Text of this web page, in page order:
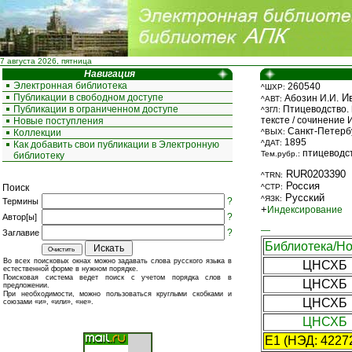
7 августа 2026, пятница
Навигация
Электронная библиотека
Публикации в свободном доступе
Публикации в ограниченном доступе
Новые поступления
Коллекции
Как добавить свои публикации в Электронную
библиотеку
Поиск
Термины ?
Автор[ы] ?
Заглавие ?
Во всех поисковых окнах можно задавать слова русского языка в
естественной форме в нужном порядке.
Поисковая система ведет поиск с учетом порядка слов в
предложении.
При необходимости, можно пользоваться круглыми скобками и
союзами «и», «или», «не».
^ШХР: 260540
^АВТ: Абозин И.И.
^ЗГЛ:
тексте / сочинение
^ВЫХ: Санкт-
^ДАТ: 1895
Тем.рубр.:
^TRN: RUR0203390
^СТР: Россия
^ЯЗК:
Русский
+ Индексирование
—
Библиотека/
ЦНСХБ
ЦНСХБ
ЦНСХБ
ЦНСХБ
E1 (НЭД: